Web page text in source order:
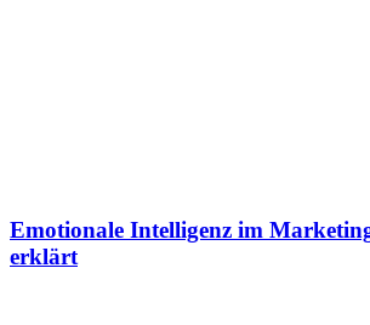
Emotionale Intelligenz im
erklärt